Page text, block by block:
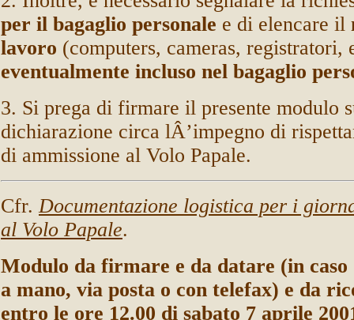
per il bagaglio personale e di elencare il
lavoro (computers, cameras, registratori,
eventualmente incluso nel bagaglio
3. Si prega di firmare il presente modulo
dichiarazione circa lÂ’impegno di
di ammissione al Volo Papale.
Cfr.Documentazione logistica per i
al Volo Papale.
Modulo da firmare e da datare (in caso
a mano, via posta o con telefax) e da
entro le ore 12.00 di sabato 7 aprile